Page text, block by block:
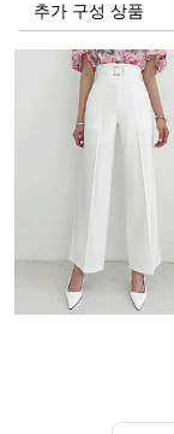
추가 구성 상품